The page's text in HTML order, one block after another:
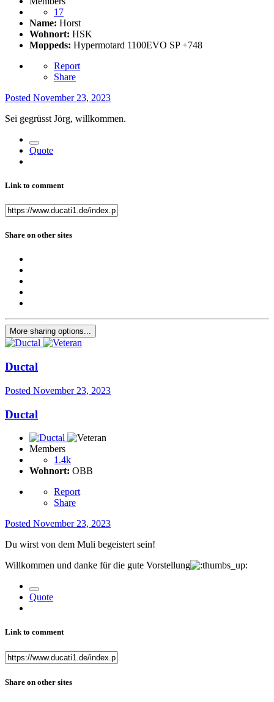
17
Name: Horst
Wohnort: HSK
Moppeds: Hypermotard 1100EVO SP +748
Report
Share
Posted November 23, 2023
Sei gegrüsst Jörg, willkommen.
Quote
Link to comment
Share on other sites
More sharing options...
Ductal
Posted November 23, 2023
Ductal
Members
1.4k
Wohnort: OBB
Report
Share
Posted November 23, 2023
Du wirst von dem Muli begeistert sein!
Willkommen und danke für die gute Vorstellung
Quote
Link to comment
Share on other sites